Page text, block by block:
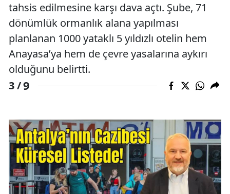
tahsis edilmesine karşı dava açtı. Şube, 71
dönümlük ormanlık alana yapılması
planlanan 1000 yataklı 5 yıldızlı otelin hem
Anayasa’ya hem de çevre yasalarına aykırı
olduğunu belirtti.
3 /9